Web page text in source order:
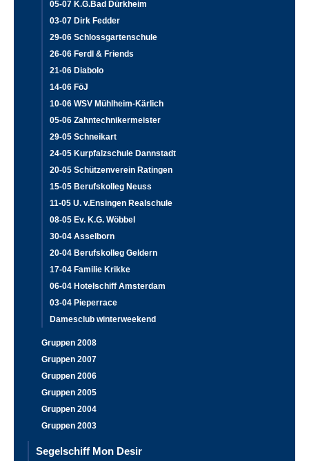
05-07 K.G.Bad Dürkheim
03-07 Dirk Fedder
29-06 Schlossgartenschule
26-06 Ferdl & Friends
21-06 Diabolo
14-06 FöJ
10-06 WSV Mühlheim-Kärlich
05-06 Zahntechnikermeister
29-05 Schneikart
24-05 Kurpfalzschule Dannstadt
20-05 Schützenverein Ratingen
15-05 Berufskolleg Neuss
11-05 U. v.Ensingen Realschule
08-05 Ev. K.G. Wöbbel
30-04 Asselborn
20-04 Berufskolleg Geldern
17-04 Familie Krikke
06-04 Hotelschiff Amsterdam
03-04 Pieperrace
Damesclub winterweekend
Gruppen 2008
Gruppen 2007
Gruppen 2006
Gruppen 2005
Gruppen 2004
Gruppen 2003
Segelschiff Mon Desir